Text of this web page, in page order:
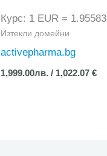
Курс: 1 EUR =
Изтекли домейни
activepharma.bg
1,999.00лв. / 1,022.07 €